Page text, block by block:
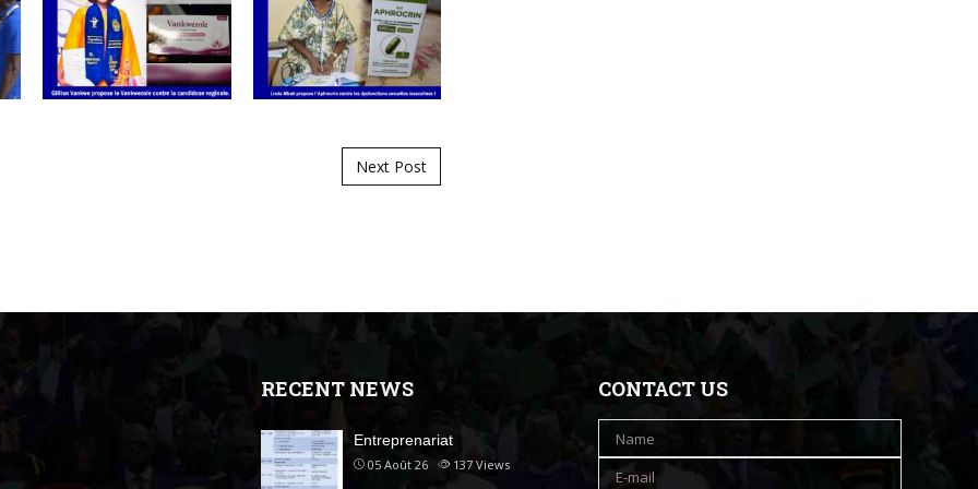
Next Post
RECENT NEWS
Entreprenariat
05 Août 26 137 Views
CONTACT US